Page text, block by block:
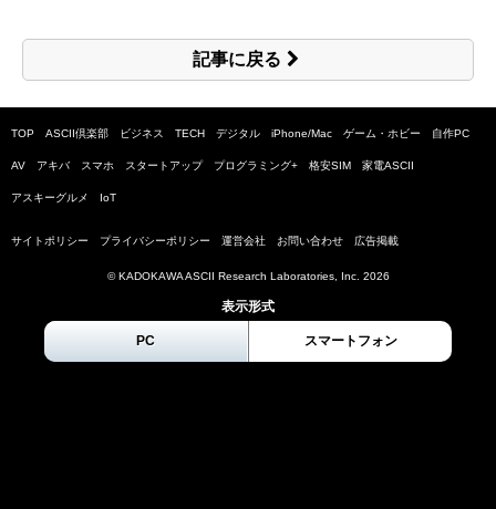
記事に戻る
TOP ASCII倶楽部 ビジネス TECH デジタル iPhone/Mac ゲーム・ホビー 自作PC
AV アキバ スマホ スタートアップ プログラミング+ 格安SIM 家電ASCII
アスキーグルメ IoT
サイトポリシー プライバシーポリシー 運営会社 お問い合わせ 広告掲載
© KADOKAWA ASCII Research Laboratories, Inc. 2026
表示形式
PC スマートフォン